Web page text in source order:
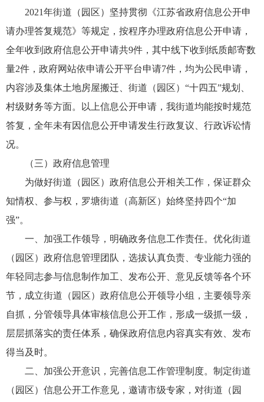
2021年街道（园区）坚持贯彻《江苏省政府信息公开申
请办理答复规范》等规定，按程序办理政府信息公开申请，
全年收到政府信息公开申请共9件，其中线下收到纸质邮寄数
量2件，政府网站依申请公开平台申请7件，均为公民申请，
内容涉及集体土地房屋搬迁、街道（园区）“十四五”规划、
村级财务等方面。以上信息公开申请，我街道均能按时规范
答复，全年未有因信息公开申请发生行政复议、行政诉讼情
况。
（三）政府信息管理
为做好街道（园区）政府信息公开相关工作，保证群众
知情权、参与权，罗塘街道（高新区）始终坚持四个“加
强”。
一、加强工作领导，明确政务信息工作责任。优化街道
（园区）政府信息管理团队，选拔认真负责、专业能力强的
年轻同志参与信息制作加工、发布公开、意见反馈等各个环
节，成立街道（园区）政府信息公开领导小组，主要领导亲
自抓，分管领导具体审核信息公开工作，形成一级抓一级，
层层抓落实的责任体系，确保政府信息内容真实有效、发布
得当及时。
二、加强公开意识，完善信息工作管理制度。制定街道
（园区）信息公开工作意见，邀请市级专家，对街道（园